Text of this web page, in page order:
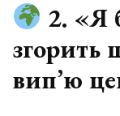
2. «Я
згорить
вип’ю